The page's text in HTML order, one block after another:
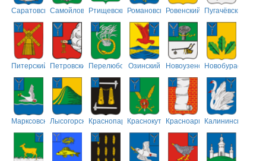
СаратовскийСамойловскийРтищевскийРомановскийРовенский Пугачёвский
Питерский ПетровскийПерелюбскийОзинский НовоузенскийНовобурасский
МарксовскийЛысогорскийКраснопартизанский
КраснокутскийКрасноармейский
Калининский